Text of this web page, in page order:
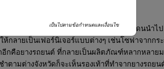
เป็นไปตามข้อกำหนดและเงื่อนไข
ะแหน่ก็ได้
ยานยนต์ แต่ในความซากเศษเหล็กที่ตัวตัวโดนนำไ
ลายเป็นเฟอร์นิเจอร์แบบต่างๆ เช่นโซฟาจากกระ
กคือยางรถยนต์ ที่กลายเป็นผลิตภัณฑ์หลากหลาย
ตามต่างจังหวัดก็จะเห็นรองเท้าที่ทำจากยางรถยน